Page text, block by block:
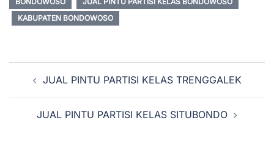
KABUPATEN BONDOWOSO
TulisanJUAL PINTU PARTISI KELAS TRENGGALEK
JUAL PINTU PARTISI KELAS SITUBONDO